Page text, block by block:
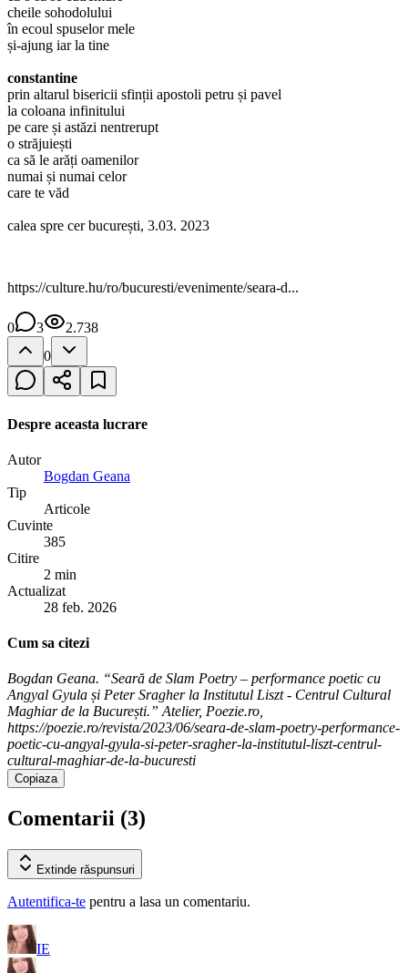
cheile sohodolului
în ecoul spuselor mele
și-ajung iar la tine
constantine
prin altarul bisericii sfinții apostoli petru și pavel
la coloana infinitului
pe care și astăzi nentrerupt
o străjuiești
ca să le arăți oamenilor
numai și numai celor
care te văd
calea spre cer bucurești, 3.03. 2023
https://culture.hu/ro/bucuresti/evenimente/seara-d...
0 3
2.738
0
Despre aceasta lucrare
Autor
Bogdan Geana
Tip
Articole
Cuvinte
385
Citire
2 min
Actualizat
28 feb. 2026
Cum sa citezi
Bogdan Geana. “Seară de Slam Poetry – performance poetic cu
Angyal Gyula și Peter Sragher la Institutul Liszt - Centrul Cultural
Maghiar de la București.” Atelier, Poezie.ro,
https://poezie.ro/revista/2023/06/seara-de-slam-poetry-performance-
poetic-cu-angyal-gyula-si-peter-sragher-la-institutul-liszt-centrul-
cultural-maghiar-de-la-bucuresti
Copiaza
Comentarii (3)
Extinde răspunsuri
Autentifica-te pentru a lasa un comentariu.
IE